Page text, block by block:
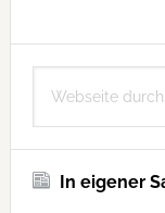
durchsuchen
In eigener